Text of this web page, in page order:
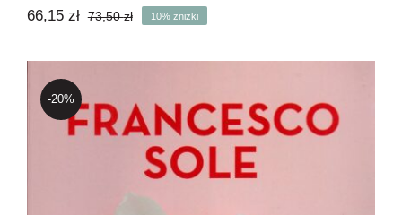
73,50złPierwotna
wynosiła:
66,15 zł
Aktualna
wynosi:
10% zniżki
-20%